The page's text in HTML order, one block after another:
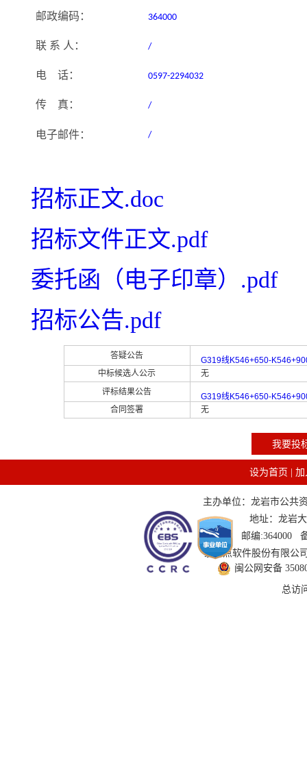
邮政编码： 364000
联 系 人： /
电 话： 0597-2294032
传 真： /
电子邮件： /
招标正文.doc
招标文件正文.pdf
委托函（电子印章）.pdf
招标公告.pdf
答疑公告
G319线K546+650-
中标候选人公示
无
评标结果公告
G319线K546+650-
合同签署
无
我要投
设为首页 加
主办单位：龙岩市公共
地址：龙岩
邮编:364000
技术支持：国泰新点软件股份有限
闽公网安备
总访